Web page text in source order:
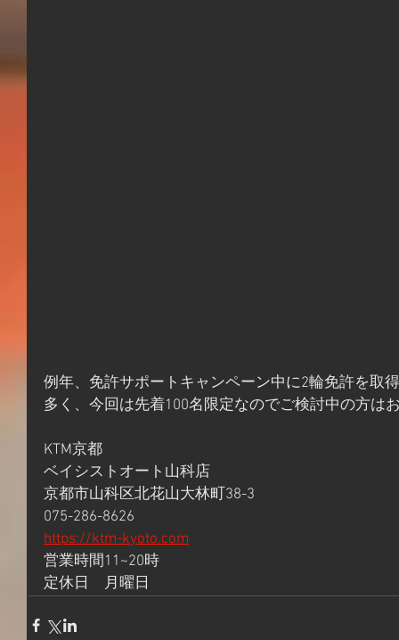
例年、免許サポートキャンペーン中に2輪免許を取
多く、今回は先着100名限定なのでご検討中の方は
KTM京都
ベイシストオート山科店
京都市山科区北花山大林町38-3
075-286-8626
https://ktm-kyoto.com
営業時間11~20時
定休日　月曜日